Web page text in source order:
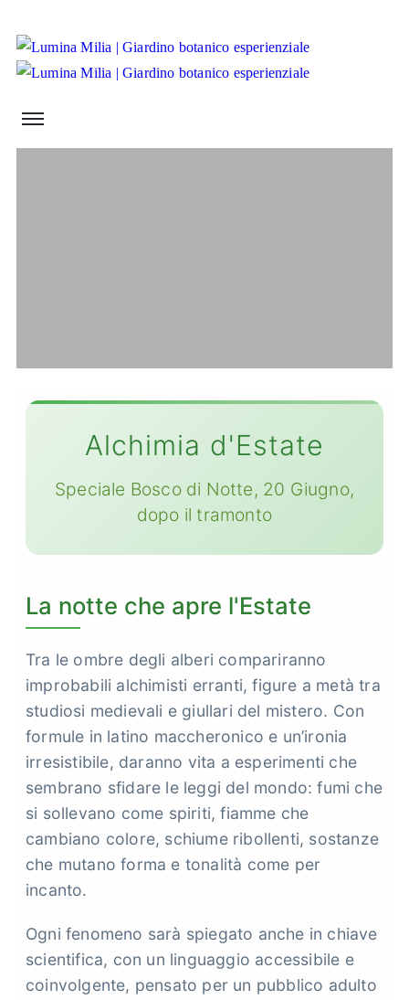
Alchimia d'Estate
Speciale Bosco di Notte, 20 Giugno,
dopo il tramonto
La notte che apre l'Estate
Tra le ombre degli alberi compariranno
improbabili alchimisti erranti, figure a metà tra
studiosi medievali e giullari del mistero. Con
formule in latino maccheronico e un’ironia
irresistibile, daranno vita a esperimenti che
sembrano sfidare le leggi del mondo: fumi che
si sollevano come spiriti, fiamme che
cambiano colore, schiume ribollenti, sostanze
che mutano forma e tonalità come per
incanto.
Ogni fenomeno sarà spiegato anche in chiave
scientifica, con un linguaggio accessibile e
coinvolgente, pensato per un pubblico adulto